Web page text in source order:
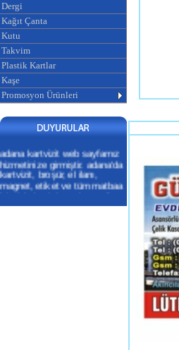
Dergi
Kağıt Çanta
Kutu
Takvim
Plastik Kartlar
Kaşe
Promosyon Ürünleri
adana kartvizit web sayfamız
hizmetinize girmiştir. adana'da
kartvizit, broşür, el ilanı,
magnet, etiket ve tüm matbaa
işlerinizde sizlere ekonomik ve
profesyonel hizmet